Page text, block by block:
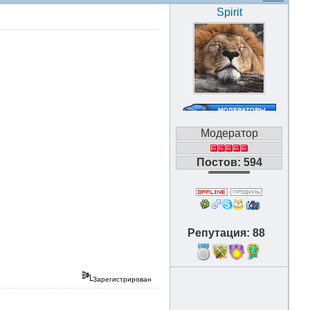
Spirit
Модератор
Постов: 594
Репутация: 88
7
Зарегистрирован